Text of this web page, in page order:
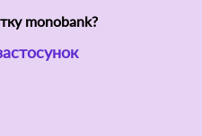
monobank?